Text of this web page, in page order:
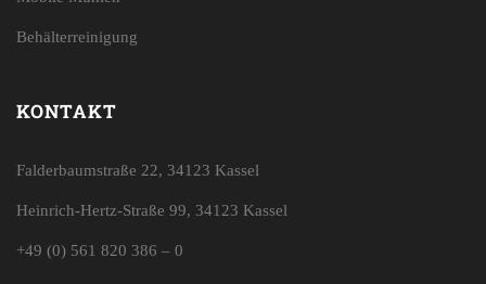
Behälterreinigung
KONTAKT
Falderbaumstraße 22, 34123 Kassel
Heinrich-Hertz-Straße 99, 34123 Kassel
+49 (0) 561 820 386 – 0